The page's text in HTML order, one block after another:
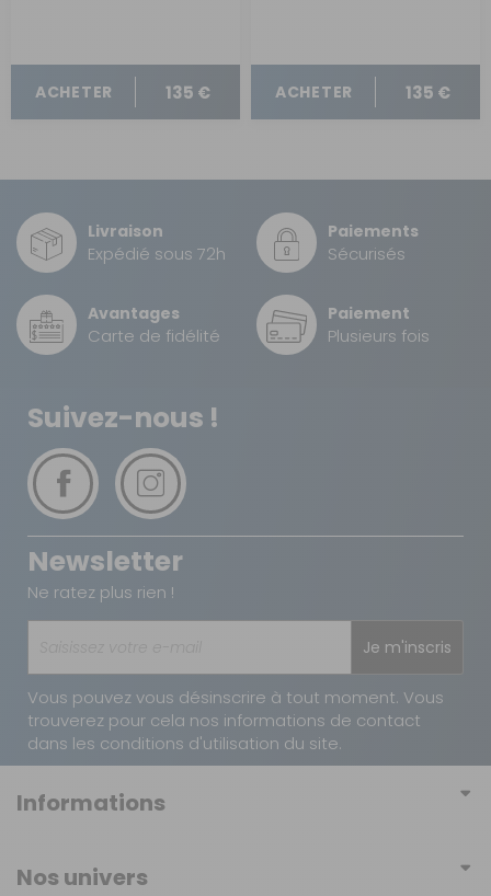
ACHETER 135 € ACHETER 135 €
Livraison
Expédié sous 72h
Paiements
Sécurisés
Avantages
Carte de fidélité
Paiement
Plusieurs fois
Suivez-nous !
Newsletter
Ne ratez plus rien !
Je m'inscris
Vous pouvez vous désinscrire à tout moment. Vous
trouverez pour cela nos informations de contact
dans les conditions d'utilisation du site.
Informations
Conditions générales d'utilisation
Nos univers